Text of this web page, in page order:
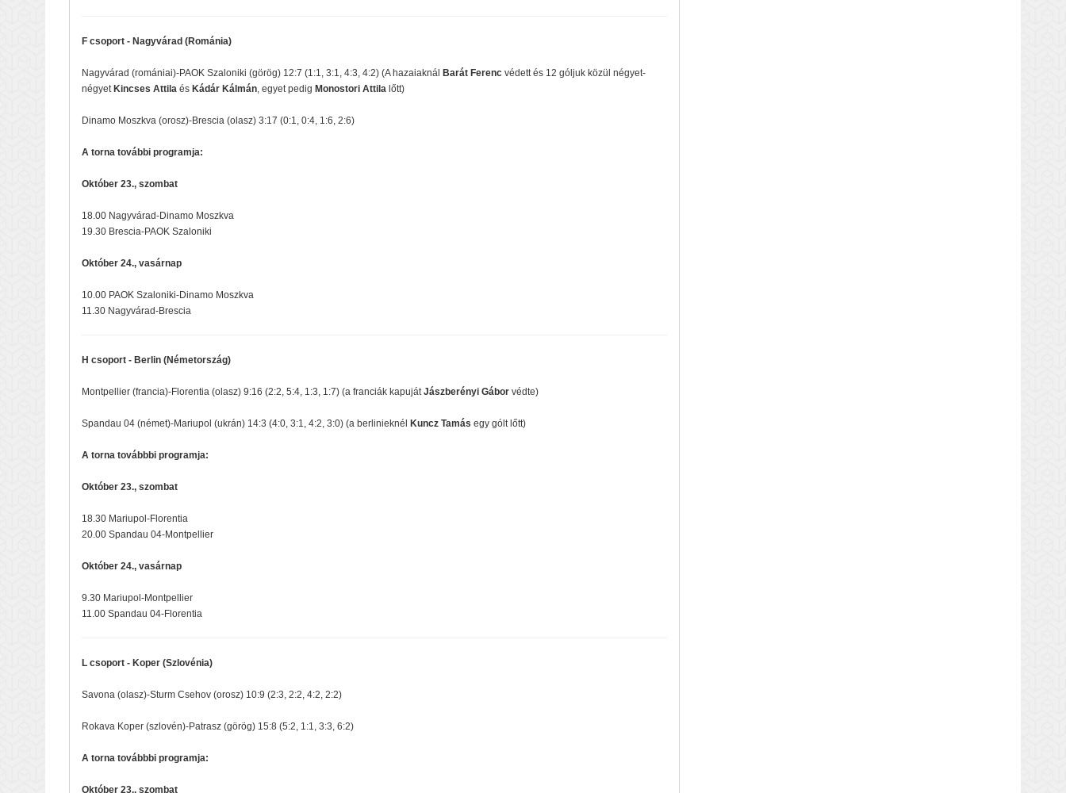
F csoport - Nagyvárad (Románia)
Nagyvárad (romániai)-PAOK Szaloniki (görög) 12:7 (1:1, 3:1, 4:3, 4:2) (A hazaiaknál Barát Ferenc védett és 12 góljuk közül négyet-
négyet Kincses Attila és Kádár Kálmán, egyet pedig Monostori Attila lőtt)
Dinamo Moszkva (orosz)-Brescia (olasz) 3:17 (0:1, 0:4, 1:6, 2:6)
A torna további programja:
Október 23., szombat
18.00 Nagyvárad-Dinamo Moszkva
19.30 Brescia-PAOK Szaloniki
Október 24., vasárnap
10.00 PAOK Szaloniki-Dinamo Moszkva
11.30 Nagyvárad-Brescia
H csoport - Berlin (Németország)
Montpellier (francia)-Florentia (olasz) 9:16 (2:2, 5:4, 1:3, 1:7) (a franciák kapujátJászberényi Gábor védte)
Spandau 04 (német)-Mariupol (ukrán) 14:3 (4:0, 3:1, 4:2, 3:0) (a berlinieknél Kuncz Tamás egy gólt lőtt)
A torna továbbbi programja:
Október 23., szombat
18.30 Mariupol-Florentia
20.00 Spandau 04-Montpellier
Október 24., vasárnap
9.30 Mariupol-Montpellier
11.00 Spandau 04-Florentia
L csoport - Koper (Szlovénia)
Savona (olasz)-Sturm Csehov (orosz) 10:9 (2:3, 2:2, 4:2, 2:2)
Rokava Koper (szlovén)-Patrasz (görög) 15:8 (5:2, 1:1, 3:3, 6:2)
A torna továbbbi programja:
Október 23., szombat